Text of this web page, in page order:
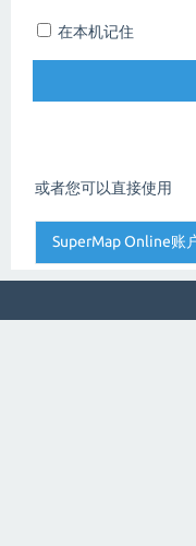
在本机记住
或者您可以直接使用